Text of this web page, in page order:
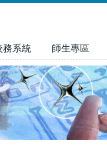
務系統 師生專區